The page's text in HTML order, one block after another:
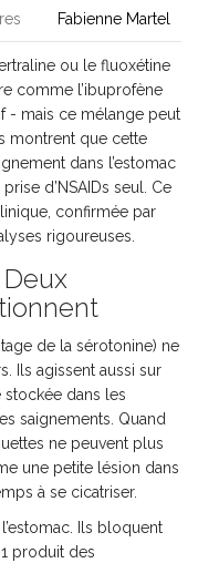
Fabienne Martel
ou le fluoxétine
comme l’ibuprofène
- mais ce mélange peut
montrent que cette
dans l’estomac
d’NSAIDs seul. Ce
confirmée par
rigoureuses.
de la sérotonine) ne
Ils agissent aussi sur
stockée dans les
saignements. Quand
ne peuvent plus
une petite lésion dans
à se cicatriser.
Ils bloquent
produit des